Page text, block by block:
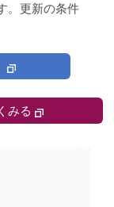
。更新の条件
みる